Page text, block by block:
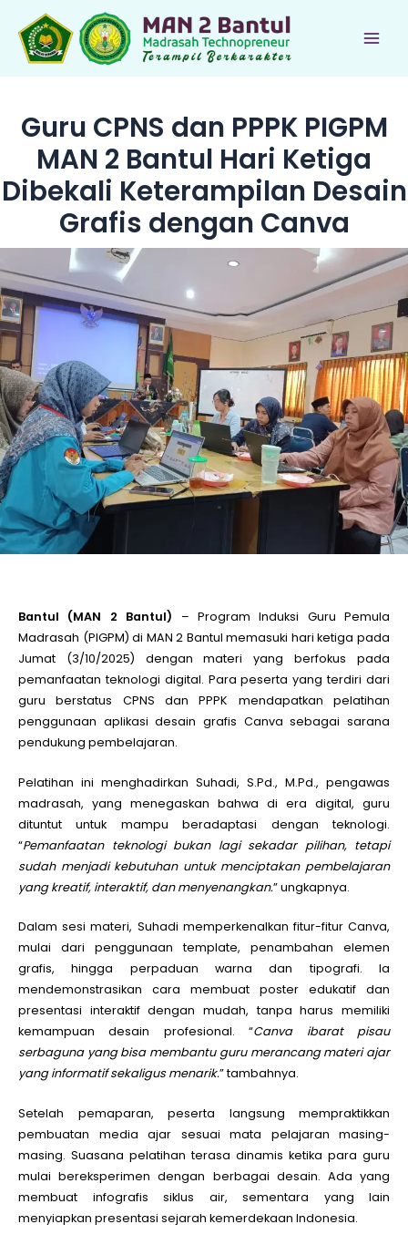
konten
Guru CPNS dan PPPK PIGPM
MAN 2 Bantul Hari Ketiga
Dibekali Keterampilan Desain
Grafis dengan Canva
Bantul (MAN 2 Bantul) – Program Induksi Guru Pemula
Madrasah (PIGPM) di MAN 2 Bantul memasuki hari ketiga pada
Jumat (3/10/2025) dengan materi yang berfokus pada
pemanfaatan teknologi digital. Para peserta yang terdiri dari
guru berstatus CPNS dan PPPK mendapatkan pelatihan
penggunaan aplikasi desain grafis Canva sebagai sarana
pendukung pembelajaran.
Pelatihan ini menghadirkan Suhadi, S.Pd., M.Pd., pengawas
madrasah, yang menegaskan bahwa di era digital, guru
dituntut untuk mampu beradaptasi dengan teknologi.
“Pemanfaatan teknologi bukan lagi sekadar pilihan, tetapi
sudah menjadi kebutuhan untuk menciptakan pembelajaran
yang kreatif, interaktif, dan menyenangkan.” ungkapnya.
Dalam sesi materi, Suhadi memperkenalkan fitur-fitur Canva,
mulai dari penggunaan template, penambahan elemen
grafis, hingga perpaduan warna dan tipografi. Ia
mendemonstrasikan cara membuat poster edukatif dan
presentasi interaktif dengan mudah, tanpa harus memiliki
kemampuan desain profesional. “Canva ibarat pisau
serbaguna yang bisa membantu guru merancang materi ajar
yang informatif sekaligus menarik.” tambahnya.
Setelah pemaparan, peserta langsung mempraktikkan
pembuatan media ajar sesuai mata pelajaran masing-
masing. Suasana pelatihan terasa dinamis ketika para guru
mulai bereksperimen dengan berbagai desain. Ada yang
membuat infografis siklus air, sementara yang lain
menyiapkan presentasi sejarah kemerdekaan Indonesia.